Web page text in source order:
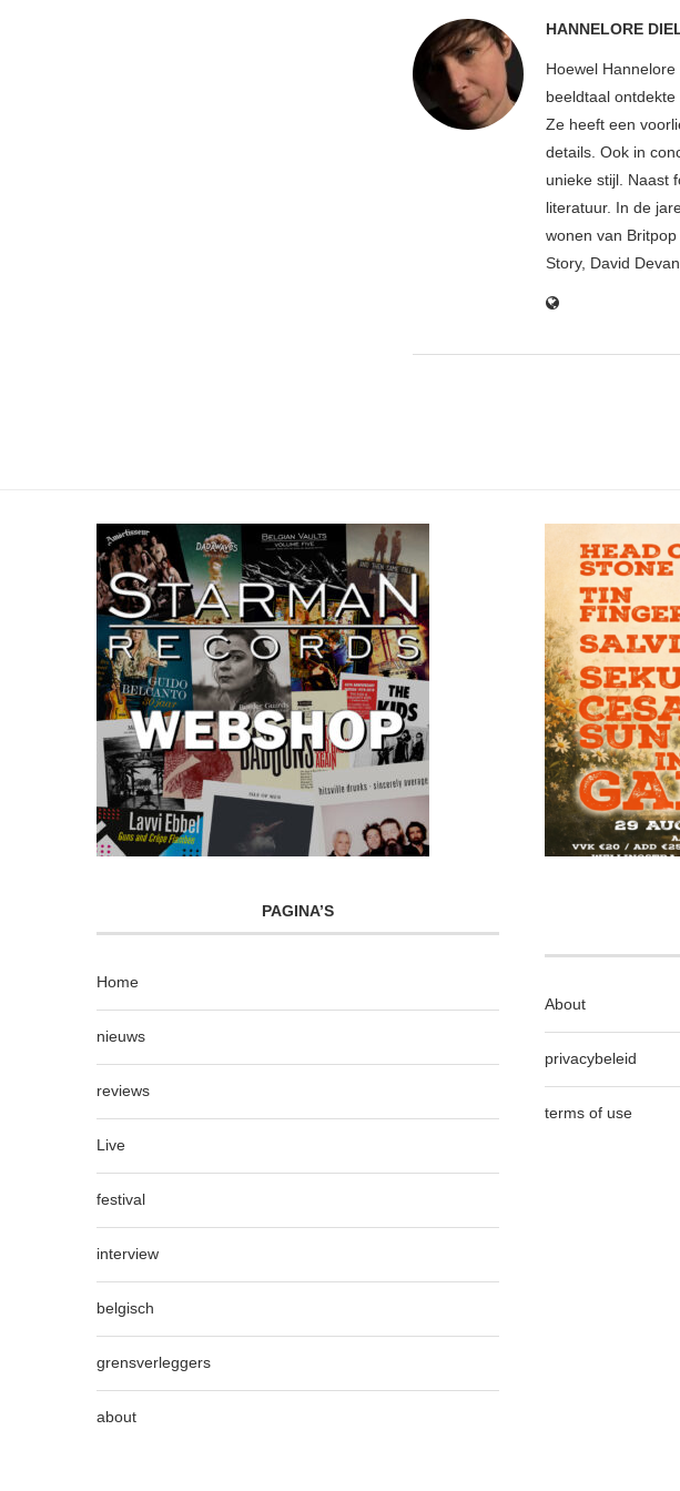
HANNELORE
Hoewel
beeldtaal
Ze heeft een
details. Ook in
unieke stijl. Naast
literatuur. In de
wonen van
Story, David
PAGINA’S
Home
nieuws
reviews
Live
festival
interview
belgisch
grensverleggers
about
About
privacybeleid
terms of use